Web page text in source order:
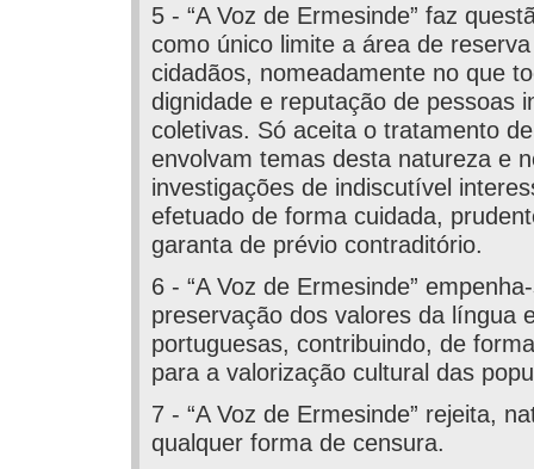
5 - “A Voz de Ermesinde” faz
como único limite a área de
cidadãos, nomeadamente no que
dignidade e reputação de pessoas
coletivas. Só aceita o tratamento
envolvam temas desta natureza e
investigações de indiscutível
efetuado de forma cuidada,
garanta de prévio contraditório.
6 - “A Voz de Ermesinde”
preservação dos valores da língua
portuguesas, contribuindo, de
para a valorização cultural das
7 - “A Voz de Ermesinde” rejeita,
qualquer forma de censura.